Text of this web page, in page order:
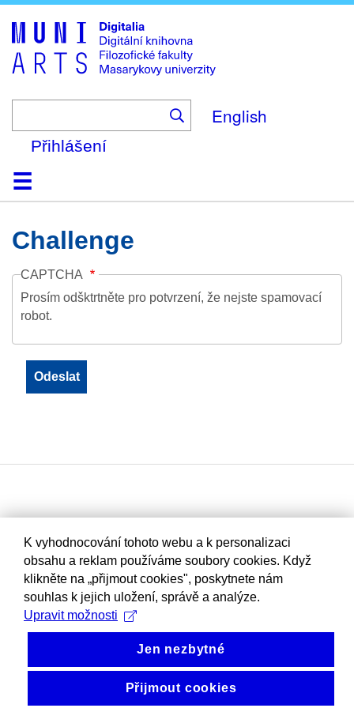
to
main
content
English
Přihlášení
DomůKolekce
Prohlížení
Vyhledávání
O platformě
Nápověda
KontaktDigitalia
Challenge
CAPTCHA
Prosím odšktrtněte pro potvrzení, že nejste spamovací
robot.
K vyhodnocování tohoto webu a k personalizaci
obsahu a reklam používáme soubory cookies. Když
klikněte na „přijmout cookies", poskytnete nám
souhlas k jejich uložení, správě a analýze.
Upravit možnosti
Jen nezbytné
Přijmout cookies